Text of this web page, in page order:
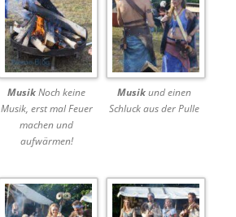
MusikNoch keine
Musik, erst mal Feuer
machen und
aufwärmen!
Musikund einen
Schluck aus der Pulle